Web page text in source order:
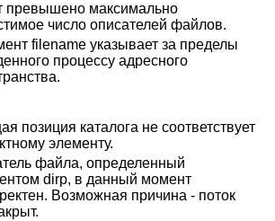
превышено максимально
число описателей файлов.
filename указывает за пределы
процессу адресного
позиция каталога не соответствует
элементу.
файла, определенный
dirp, в данный момент
Возможная причина - поток